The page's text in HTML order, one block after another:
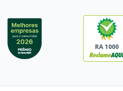
ALE AM - Assembleia Legislativa
R$ 231,92à
ou 12x deR$
Comprar
RA 1000